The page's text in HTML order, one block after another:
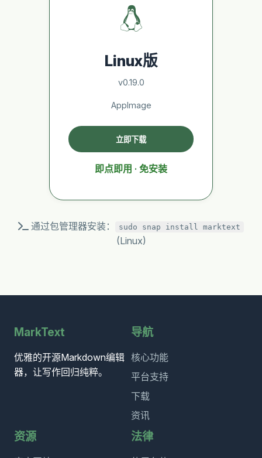
Linux版
v0.19.0
AppImage
立即下载
即点即用 · 免安装
通过包管理器安装： sudo snap install marktext
(Linux)
MarkText
优雅的开源Markdown编辑
器，让写作回归纯粹。
导航
核心功能
平台支持
下载
资讯
资源 法律